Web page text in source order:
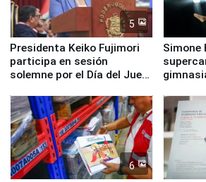
5
Presidenta Keiko Fujimori
participa en sesión
solemne por el Día del Juez
Simone
6